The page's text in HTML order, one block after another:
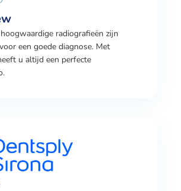
radiografieën zijn
een goede diagnose. Met
u altijd een perfecte